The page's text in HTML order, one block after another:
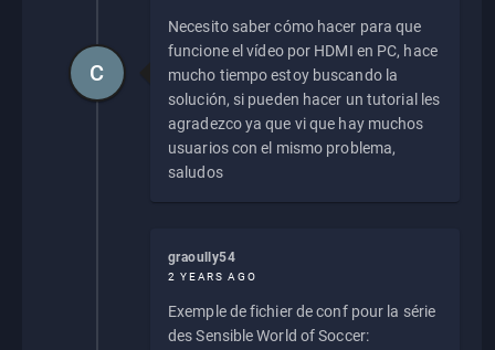
Necesito saber cómo hacer para que
funcione el vídeo por HDMI en PC, hace
mucho tiempo estoy buscando la
solución, si pueden hacer un tutorial les
agradezco ya que vi que hay muchos
usuarios con el mismo problema,
saludos
C
graoully54
2 YEARS AGO
Exemple de fichier de conf pour la série
des Sensible World of Soccer: